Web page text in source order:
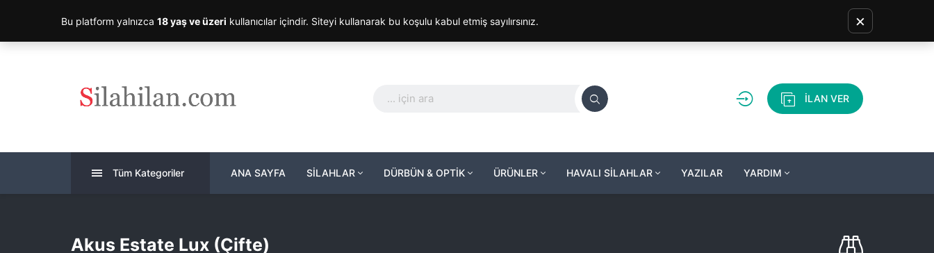
İLAN VER
Tüm Kategoriler ANA SAYFA SİLAHLAR DÜRBÜN & OPTİK ÜRÜNLER HAVALI SİLAHLAR YAZILAR YARDIM
Akus Estate Lux (Çifte)
Bu platform yalnızca 18 yaş ve üzeri kullanıcılar içindir. Siteyi kullanarak bu koşulu kabul etmiş sayılırsınız. ×